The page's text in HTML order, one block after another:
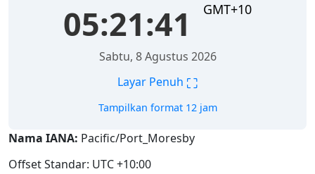
05:21:42 GMT+10
Sabtu, 8 Agustus 2026
Layar Penuh ⛶
Tampilkan format 12 jam
Nama IANA: Pacific/Port_Moresby
Offset Standar: UTC +10:00